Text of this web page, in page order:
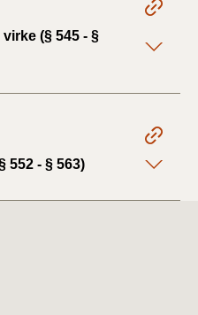
(§ 545 - §
552 - § 563)